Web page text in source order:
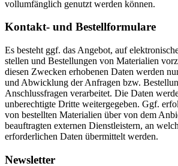
vollumfänglich genutzt werden können.
Kontakt- und Bestellformulare
Es besteht ggf. das Angebot, auf
stellen und Bestellungen von Materialien
diesen Zwecken erhobenen Daten werden
und Abwicklung der Anfragen bzw.
Anschlussfragen verarbeitet. Die Daten
unberechtigte Dritte weitergegeben. Ggf.
von bestellten Materialien über von dem
beauftragten externen Dienstleistern, an
erforderlichen Daten übermittelt werden.
Newsletter